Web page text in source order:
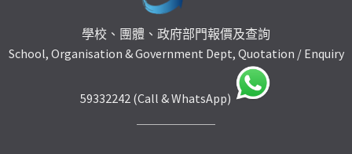
學校、團體、政府部門報價及查詢
School, Organisation & Government Dept, Quotation / Enquiry
59332242 (Call & WhatsApp)